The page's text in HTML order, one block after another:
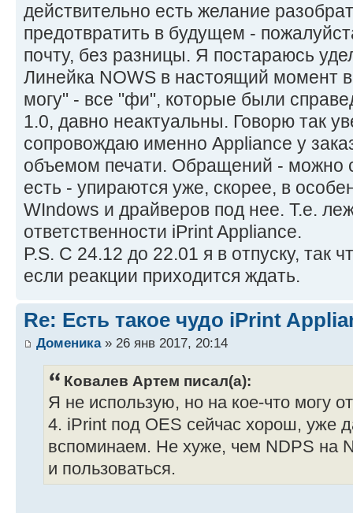
действительно есть желание
предотвратить в будущем -
почту, без разницы. Я постараюсь
Линейка NOWS в настоящий момент
могу" - все "фи", которые были
1.0, давно неактуальны. Говорю так
сопровождаю именно Appliance у
объемом печати. Обращений - можно
есть - упираются уже, скорее, в
WIndows и драйверов под нее. Т.е.
ответственности iPrint Appliance.
P.S. С 24.12 до 22.01 я в отпуску, так
если реакции приходится ждать.
Re: Есть такое чудо iPrint
Доменика» 26 янв 2017, 20:14
Ковалев Артем писал(а):
Я не использую, но на кое-что могу
4. iPrint под OES сейчас хорош, уже
вспоминаем. Не хуже, чем NDPS на
и пользоваться.